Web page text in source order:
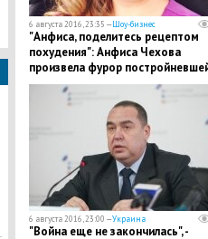
6 августа 2016, 23:35 —Шоу-бизнес
"Анфиса, поделитесь рецептом
похудения": Анфиса Чехова
произвела фурор
фигурой
6 августа 2016, 23:00 —Украина
"Война еще не закончилась", -